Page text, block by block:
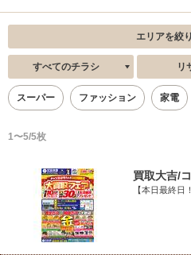
エリアを絞り
すべてのチラシ リ
スーパー ファッション 家電
1〜5/5枚
買取大吉/
【本日最終日